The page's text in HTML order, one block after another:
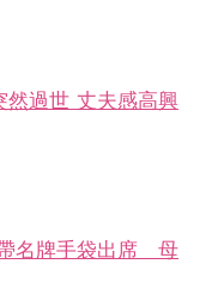
然過世 丈夫感高興
帶名牌手袋出席 母